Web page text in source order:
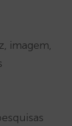
imagem,